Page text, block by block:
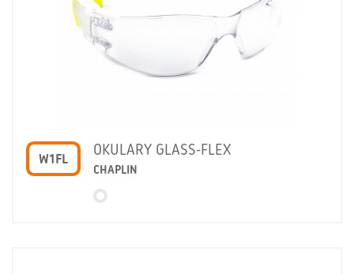
W1FL
OKULARY GLASS-FLEX
CHAPLIN